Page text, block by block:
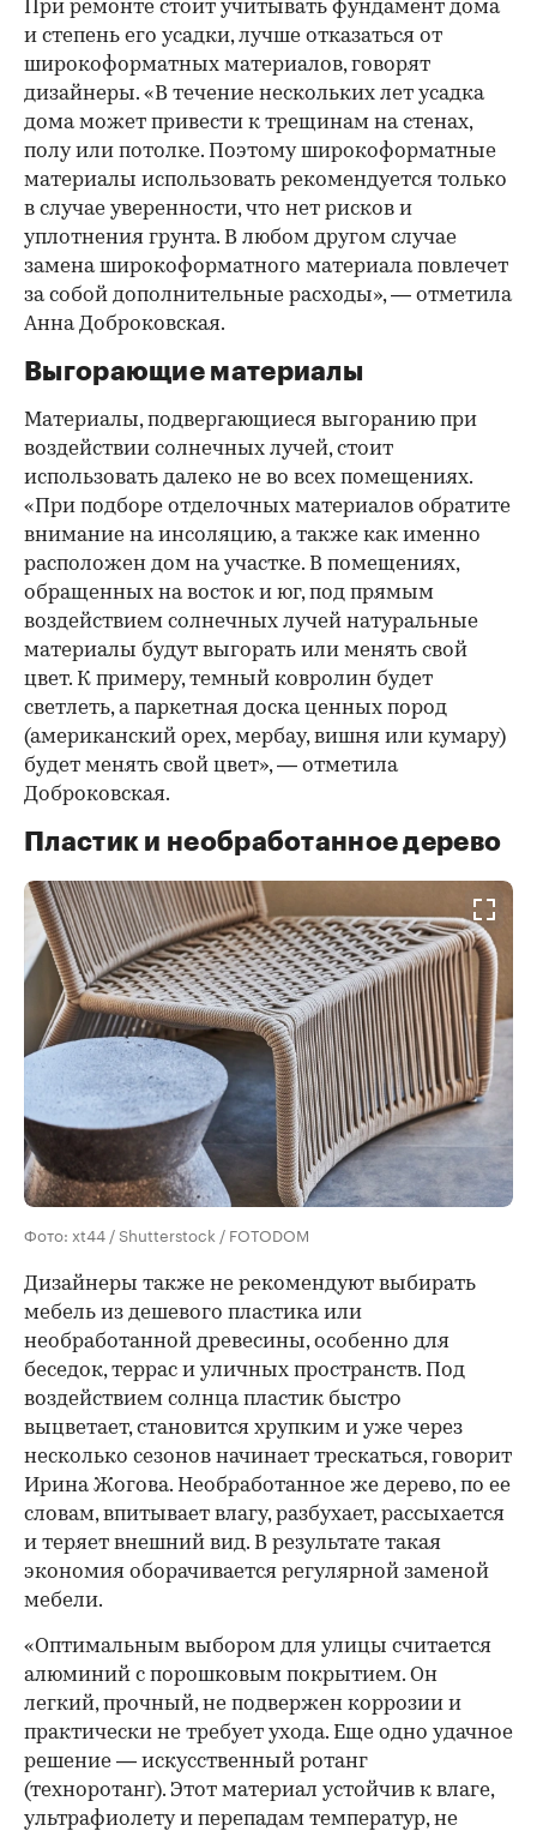
При ремонте стоит учитывать фундамент дома
и степень его усадки, лучше отказаться от
широкоформатных материалов, говорят
дизайнеры. «В течение нескольких лет усадка
дома может привести к трещинам на стенах,
полу или потолке. Поэтому широкоформатные
материалы использовать рекомендуется только
в случае уверенности, что нет рисков и
уплотнения грунта. В любом другом случае
замена широкоформатного материала повлечет
за собой дополнительные расходы», — отметила
Анна Доброковская.
Выгорающие материалы
Материалы, подвергающиеся выгоранию при
воздействии солнечных лучей, стоит
использовать далеко не во всех помещениях.
«При подборе отделочных материалов обратите
внимание на инсоляцию, а также как именно
расположен дом на участке. В помещениях,
обращенных на восток и юг, под прямым
воздействием солнечных лучей натуральные
материалы будут выгорать или менять свой
цвет. К примеру, темный ковролин будет
светлеть, а паркетная доска ценных пород
(американский орех, мербау, вишня или кумару)
будет менять свой цвет», — отметила
Доброковская.
Пластик и необработанное дерево
Фото: xt44 / Shutterstock / FOTODOM
Дизайнеры также не рекомендуют выбирать
мебель из дешевого пластика или
необработанной древесины, особенно для
беседок, террас и уличных пространств. Под
воздействием солнца пластик быстро
выцветает, становится хрупким и уже через
несколько сезонов начинает трескаться, говорит
Ирина Жогова. Необработанное же дерево, по ее
словам, впитывает влагу, разбухает, рассыхается
и теряет внешний вид. В результате такая
экономия оборачивается регулярной заменой
мебели.
«Оптимальным выбором для улицы считается
алюминий с порошковым покрытием. Он
легкий, прочный, не подвержен коррозии и
практически не требует ухода. Еще одно удачное
решение — искусственный ротанг
(техноротанг). Этот материал устойчив к влаге,
ультрафиолету и перепадам температур, не